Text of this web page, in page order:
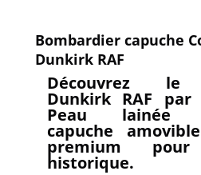
Bombardier capuche
Dunkirk RAF
Découvrez le
Dunkirk RAF par
Peau lainée
capuche
premium
historique.